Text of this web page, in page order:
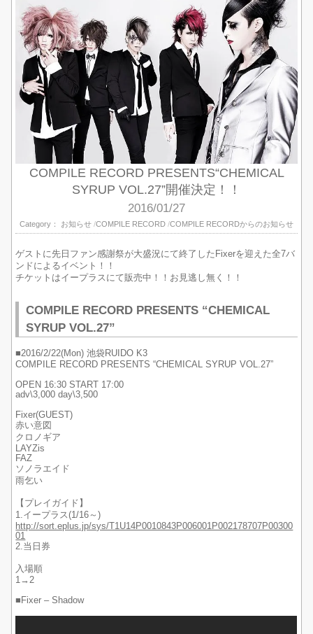
COMPILE RECORD PRESENTS“CHEMICAL
SYRUP VOL.27”開催決定！！
2016/01/27
Category： お知らせ COMPILE RECORD COMPILE RECORDからのお知らせ
ゲストに先日ファン感謝祭が大盛況にて終了したFixerを迎えた全7バ
ンドによるイベント！！
チケットはイープラスにて販売中！！お見逃し無く！！
COMPILE RECORD PRESENTS “CHEMICAL
SYRUP VOL.27”
■2016/2/22(Mon) 池袋RUIDO K3
COMPILE RECORD PRESENTS “CHEMICAL SYRUP VOL.27”
OPEN 16:30 START 17:00
adv\3,000 day\3,500
Fixer(GUEST)
赤い意図
クロノギア
LAYZis
FAZ
ソノラエイド
雨乞い
【プレイガイド】
1.イープラス(1/16～)
http://sort.eplus.jp/sys/T1U14P0010843P006001P002178707P00300
01
2.当日券
入場順
1→2
■Fixer – Shadow